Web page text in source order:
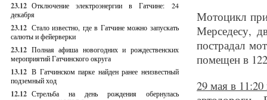
23.12 Отключение электроэнергии в Гатчине: 24
декабря
23.12 Стало известно, где в Гатчине можно запускать
салюты и фейерверки
23.12 Полная афиша новогодних и рождественских
мероприятий Гатчинского округа
13.12 В Гатчинском парке найден ранее неизвестный
подземный ход
12.12 Стрельба на день рождения обернулась
Мотоцикл
Мерседесу,
пострадал
помещен в
29 мая в